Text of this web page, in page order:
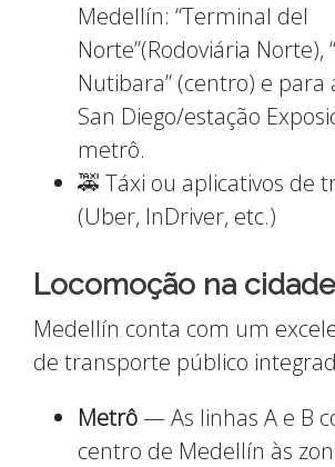
Medellín: “Terminal del
Norte”(Rodoviária Norte),
Nutibara” (centro) e para
San Diego/estação
metrô.
🚕 Táxi ou aplicativos de
(Uber, InDriver, etc.)
Locomoção na cidade
Medellín conta com um
de transporte público
Metrô— As linhas A e B
centro de Medellín às